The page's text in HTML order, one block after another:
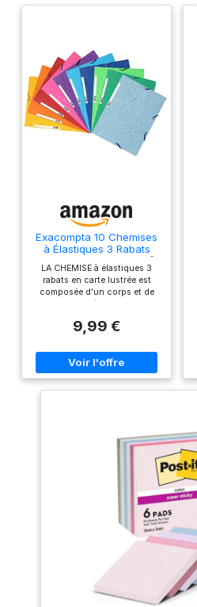
Exacompta 10 Chemises
à Élastiques 3 Rabats
Carte Lustrée 400g/m²
Assorties
LA CHEMISE à élastiques 3
rabats en carte lustrée est
composée d'un corps et de
rabats collés ; avec une
chatoyantes elle illuminera
COUVERTURE : en véritable
carte lustrée 400g/m2, une
carte d'une qualité unique,
quotidien CAPACITÉ de
classement : 250 feuillets de
dos pour identifier le contenu
format à classer : A4 -
Fabrication 100% française de
la matière première au produit
fini dans nos usines
Exacompta - Clairefontaine
COULEURS ASSORTIES : bleu,
gris, jaune, orange, rose,
rouge, tilleul, turquoise, vert,
violet - conditionnement :
paquet de 10
9,99 €